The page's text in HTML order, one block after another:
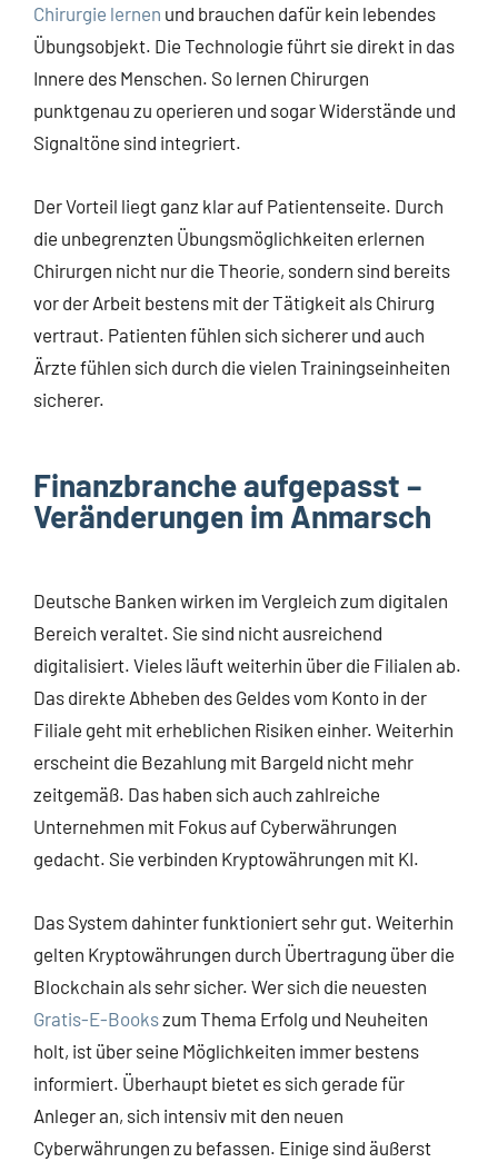
Chirurgie lernen und brauchen dafür kein lebendes
Übungsobjekt. Die Technologie führt sie direkt in das
Innere des Menschen. So lernen Chirurgen
punktgenau zu operieren und sogar Widerstände und
Signaltöne sind integriert.
Der Vorteil liegt ganz klar auf Patientenseite. Durch
die unbegrenzten Übungsmöglichkeiten erlernen
Chirurgen nicht nur die Theorie, sondern sind bereits
vor der Arbeit bestens mit der Tätigkeit als Chirurg
vertraut. Patienten fühlen sich sicherer und auch
Ärzte fühlen sich durch die vielen Trainingseinheiten
sicherer.
Finanzbranche aufgepasst –
Veränderungen im Anmarsch
Deutsche Banken wirken im Vergleich zum digitalen
Bereich veraltet. Sie sind nicht ausreichend
digitalisiert. Vieles läuft weiterhin über die Filialen ab.
Das direkte Abheben des Geldes vom Konto in der
Filiale geht mit erheblichen Risiken einher. Weiterhin
erscheint die Bezahlung mit Bargeld nicht mehr
zeitgemäß. Das haben sich auch zahlreiche
Unternehmen mit Fokus auf Cyberwährungen
gedacht. Sie verbinden Kryptowährungen mit KI.
Das System dahinter funktioniert sehr gut. Weiterhin
gelten Kryptowährungen durch Übertragung über die
Blockchain als sehr sicher. Wer sich die neuesten
Gratis-E-Bookszum Thema Erfolg und Neuheiten
holt, ist über seine Möglichkeiten immer bestens
informiert. Überhaupt bietet es sich gerade für
Anleger an, sich intensiv mit den neuen
Cyberwährungen zu befassen. Einige sind äußerst